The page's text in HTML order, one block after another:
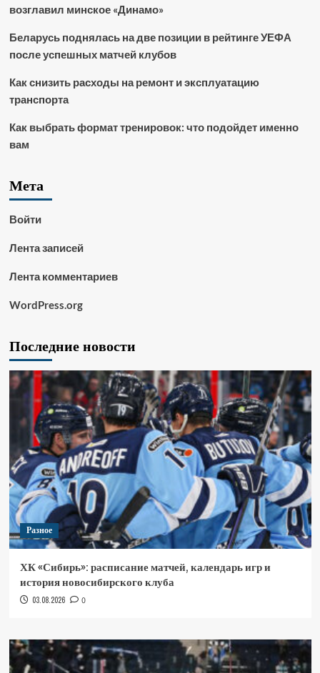
возглавил минское «Динамо»
Беларусь поднялась на две позиции в рейтинге УЕФА
после успешных матчей клубов
Как снизить расходы на ремонт и эксплуатацию
транспорта
Как выбрать формат тренировок: что подойдет именно
вам
Мета
Войти
Лента записей
Лента комментариев
WordPress.org
Последние новости
Разное
ХК «Сибирь»: расписание матчей, календарь игр и
история новосибирского клуба
03.08.2026 0